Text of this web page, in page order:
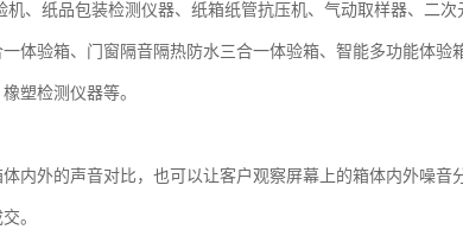
、纸品包装检测仪器、纸箱纸管抗压机、气动取样器、二次
体验箱、门窗隔音隔热防水三合一体验箱、智能多功能体验
塑检测仪器等。
内外的声音对比，也可以让客户观察屏幕上的箱体内外噪音
。